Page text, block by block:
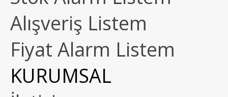
Alışveriş Listem
Fiyat Alarm Listem
KURUMSAL